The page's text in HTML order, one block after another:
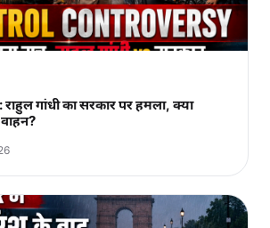
राहुल गांधी का सरकार पर हमला, क्या